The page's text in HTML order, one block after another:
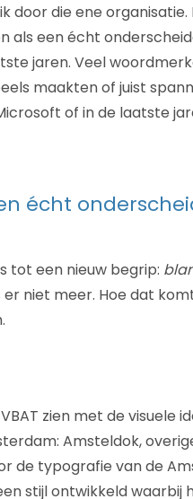
door die ene
als een écht
jaren. Veel
maakten of juist
of in de laatste
écht
tot een nieuw begrip:
niet meer. Hoe dat
zien met de visuele
Amsteldok,
de typografie van de
stijl ontwikkeld